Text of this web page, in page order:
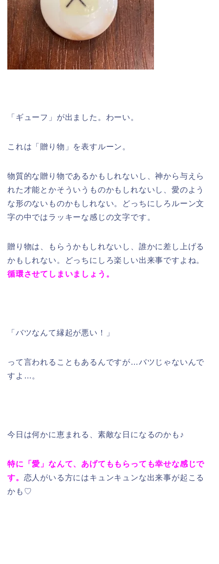
「ギューフ」が出ました。わーい。
これは「贈り物」を表すルーン。
物質的な贈り物であるかもしれないし、神から与えら
れた才能とかそういうものかもしれないし、愛のよう
な形のないものかもしれない。どっちにしろルーン文
字の中ではラッキーな感じの文字です。
贈り物は、もらうかもしれないし、誰かに差し上げる
かもしれない。どっちにしろ楽しい出来事ですよね。
循環させてしまいましょう。
「バツなんて縁起が悪い！」
って言われることもあるんですが…バツじゃないんで
すよ…。
今日は何かに恵まれる、素敵な日になるのかも♪
特に「愛」なんて、あげてももらっても幸せな感じで
す。 恋人がいる方にはキュンキュンな出来事が起こる
かも♡